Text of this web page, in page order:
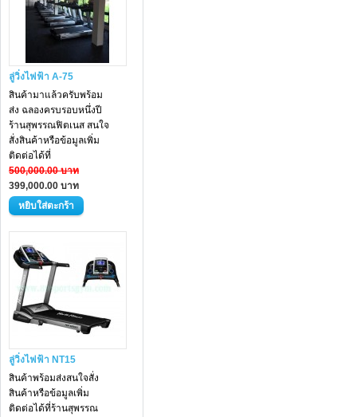
ลู่วิ่งไฟฟ้า A-75
สินค้ามาแล้วครับพร้อม
ส่ง ฉลองครบรอบหนึ่งปี
ร้านสุพรรณฟิตเนส สนใจ
สั่งสินค้าหรือข้อมูลเพิ่ม
ติดต่อได้ที่
500,000.00 บาท
399,000.00 บาท
ลู่วิ่งไฟฟ้า NT15
สินค้าพร้อมส่งสนใจสั่ง
สินค้าหรือข้อมูลเพิ่ม
ติดต่อได้ที่ร้านสุพรรณ